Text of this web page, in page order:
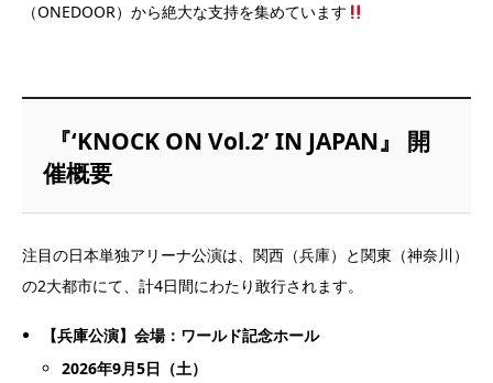
（ONEDOOR）から絶大な支持を集めています
『‘KNOCK ON Vol.2’ IN JAPAN』 開
催概要
注目の日本単独アリーナ公演は、関西（兵庫）と関東（神奈川）
の2大都市にて、計4日間にわたり敢行されます。
【兵庫公演】会場：ワールド記念ホール
2026年9月5日（土）